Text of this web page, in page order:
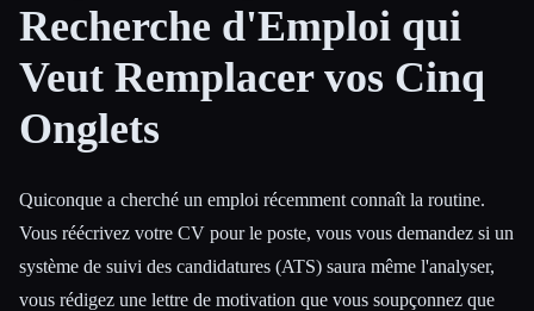
Recherche d'Emploi qui
Veut Remplacer vos Cinq
Onglets
Quiconque a cherché un emploi récemment connaît la routine.
Vous réécrivez votre CV pour le poste, vous vous demandez si un
système de suivi des candidatures (ATS) saura même l'analyser,
vous rédigez une lettre de motivation que vous soupçonnez que